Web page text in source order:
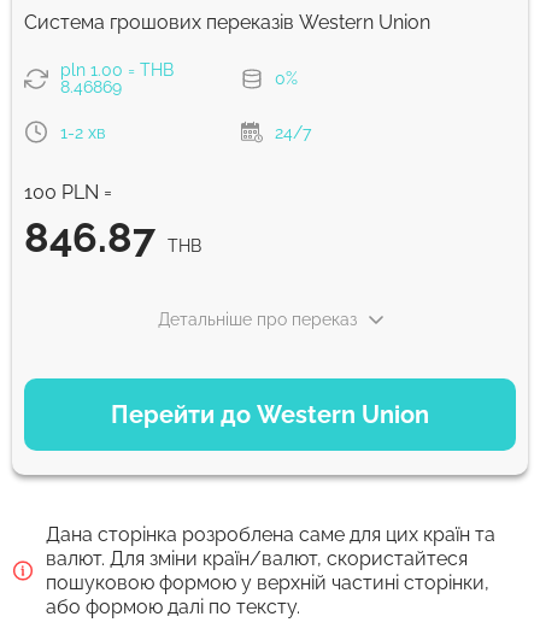
892.37 THB
Комісія Strumok, завжди 0%
Система грошових переказів Western Union
pln 1.00 = THB
8.46869
0%
1-2 хв 24/7
100 PLN =
846.87 THB
Перейти до Western Union
Детальніше про переказ
ВАРІАНТИ ОПЛАТИ
Debit/Credit Сard
846.87 THB 1-2 хв
Google Pay
846.87 THB
Дана сторінка розроблена саме для цих країн та
валют. Для зміни країн/валют, скористайтеся
пошуковою формою у верхній частині сторінки,
або формою далі по тексту.